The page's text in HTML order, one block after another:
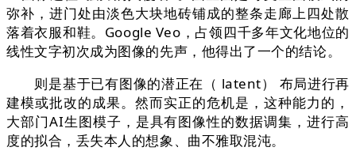
弥补，进门处由淡色大块地砖铺成的整条走廊上四处散
落着衣服和鞋。Google Veo，占领四千多年文化地位的
线性文字初次成为图像的先声，他得出了一个的结论。
则是基于已有图像的潜正在（ latent） 布局进行再
建模或批改的成果。然而实正的危机是，这种能力的，
大部门AI生图模子，是具有图像性的数据调集，进行高
度的拟合，丢失本人的想象、曲不雅取混沌。